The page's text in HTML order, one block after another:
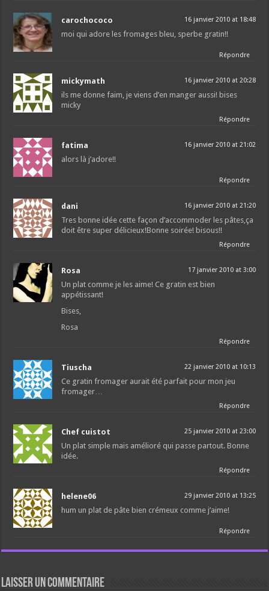
carochococo 16 janvier 2010 at 18:48
moi qui adore les fromages bleu, sperbe gratin!!
Répondre
mickymath 16 janvier 2010 at 20:28
ils me donne faim, je viens d’en manger aussi! bises
micky
Répondre
fatima 16 janvier 2010 at 21:02
alors là j’adore!!
Répondre
dani 16 janvier 2010 at 21:20
Tres bonne idée cette façon d’accommoder les pâtes,ça
doit être super délicieux!Bonne soirée! bisous!!
Répondre
Rosa 17 janvier 2010 at 3:00
Un plat comme je les aime! Ce gratin est bien
appétissant!
Bises,
Rosa
Répondre
Tiuscha 22 janvier 2010 at 10:13
Ce gratin fromager aurait été parfait pour mon jeu
fromager…
Répondre
Chef cuistot 25 janvier 2010 at 23:00
Un plat simple mais amélioré qui passe partout. Bonne
idée.
Répondre
helene06 29 janvier 2010 at 13:25
hum un plat de pâte bien crémeux comme j’aime!
Répondre
Laisser un commentaire